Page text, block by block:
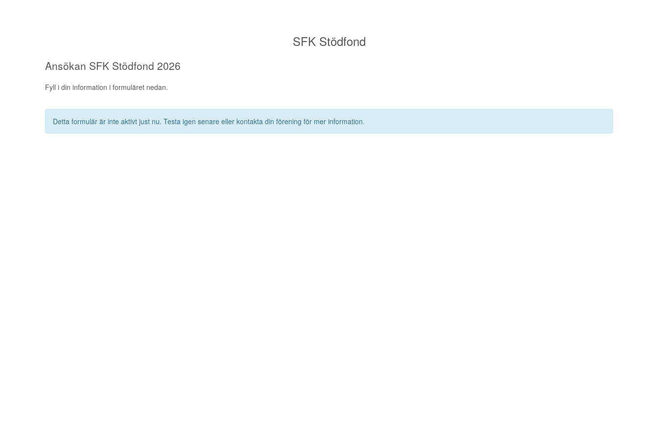
SFK Stödfond
Ansökan SFK Stödfond 2026
Fyll i din information i formuläret nedan.
Detta formulär är inte aktivt just nu. Testa igen senare eller kontakta din förening för mer information.